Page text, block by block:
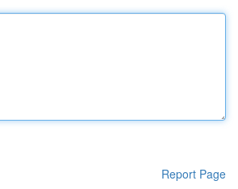
Report Page